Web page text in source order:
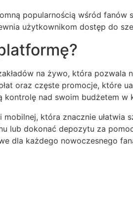
popularnością wśród
użytkownikom dostęp do
na żywo, która
oraz częste promocje, które
kontrolę nad swoim budżetem w
która znacznie ułatwia
lub dokonać depozytu za
dla każdego nowoczesnego